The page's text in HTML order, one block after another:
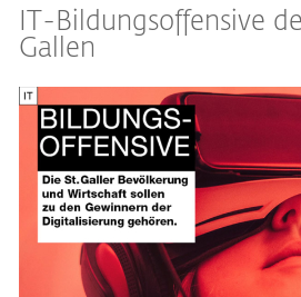
​​​​​​​IT-Bildungsoffensive
Gallen